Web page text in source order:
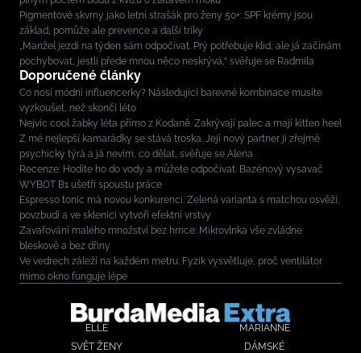
Pigmentové skvrny jako letní strašák pro ženy 50+: SPF krémy jsou
základ, pomůže ale prevence a další triky
„Manžel jezdí na týden sám odpočívat. Prý potřebuje klid, ale já začínám
pochybovat, jestli přede mnou něco neskrývá,“ svěřuje se Radmila
Doporučené články
Co nosí módní influencerky? Následující barevné kombinace musíte
vyzkoušet, než skončí léto
Nejvíc cool žabky léta přímo z Kodaně. Zakrývají palec a mají kitten heel
Z mé nejlepší kamarádky se stává troska. Její nový partner ji zřejmě
psychicky týrá a já nevím, co dělat, svěřuje se Alena
Recenze: Hodíte ho do vody a můžete odpočívat. Bazénový vysavač
WYBOT B1 ušetří spoustu práce
Espresso tonic má novou konkurenci. Zelená varianta s matchou osvěží,
povzbudí a ve sklenici vytvoří efektní vrstvy
Zavařování malého množství bez hrnce: Mikrovlnka vše zvládne
bleskově a bez dřiny
Ve vedrech záleží na každém metru. Fyzik vysvětluje, proč ventilátor
mimo okno funguje lépe
ELLE
MARIANNE
SVĚT ŽENY
DÁMSKÉ